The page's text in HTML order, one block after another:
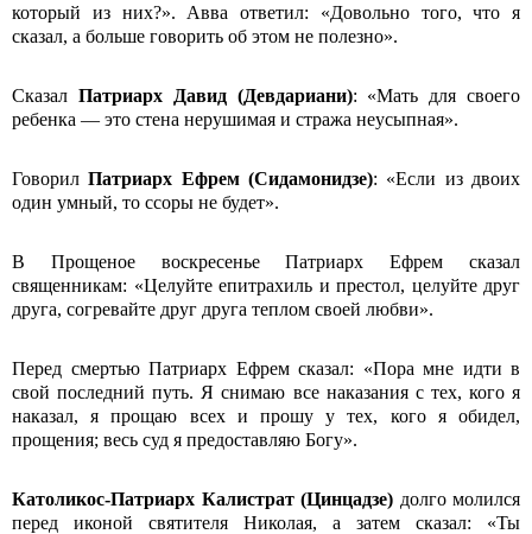
который из них?». Авва ответил: «Довольно того, что я
сказал, а больше говорить об этом не полезно».
Сказал Патриарх Давид (Девдариани): «Мать для своего
ребенка — это стена нерушимая и стража неусыпная».
ГоворилПатриарх Ефрем (Сидамонидзе): «Если из двоих
один умный, то ссоры не будет».
В Прощеное воскресенье Патриарх Ефрем сказал
священникам: «Целуйте епитрахиль и престол, целуйте друг
друга, согревайте друг друга теплом своей любви».
Перед смертью Патриарх Ефрем сказал: «Пора мне идти в
свой последний путь. Я снимаю все наказания с тех, кого я
наказал, я прощаю всех и прошу у тех, кого я обидел,
прощения; весь суд я предоставляю Богу».
Католикос-Патриарх Калистрат (Цинцадзе) долго молился
перед иконой святителя Николая, а затем сказал: «Ты